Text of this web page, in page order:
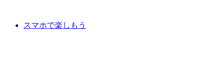
スマホで楽しもう